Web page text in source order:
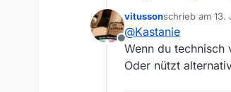
Offline
vitussonschrieb am 13.
zuletzt editiert
@Kastanie
Wenn du
Oder nützt